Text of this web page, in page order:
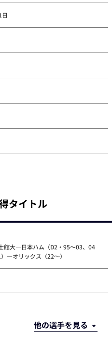
タイトル
館大―日本ハム（D2・95～03、04
―オリックス（22～）